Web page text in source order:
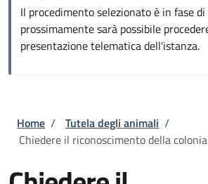
Il procedimento selezionato è in fase
prossimamente sarà possibile
presentazione telematica dell'istanza.
Briciole di pane
Home / Tutela degli animali /
Chiedere il riconoscimento della